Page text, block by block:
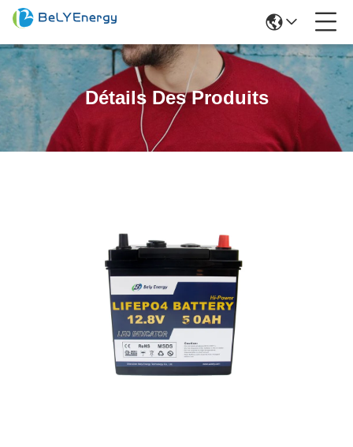
Détails Des Produits